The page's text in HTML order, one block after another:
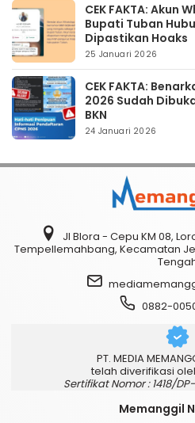
CEK FAKTA: Akun
Bupati Tuban
Dipastikan Hoaks
25 Januari 2026
CEK FAKTA:
2026 Sudah
BKN
24 Januari 2026
Jl Blora - Cepu KM 08,
Tempellemahbang, Kecamatan
0882-
PT. MEDIA
telah diverifikasi
Sertifikat Nomor : 1418/
Memanggil